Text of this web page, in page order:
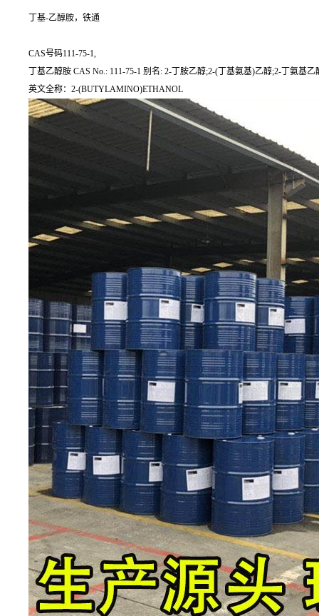
丁基-乙醇胺，铁通
CAS号码111-75-1,
丁基乙醇胺 CAS No.: 111-75-1 别名: 2-丁胺乙醇;2-(丁基氨基)乙醇;2-丁氨基乙
英文全称：2-(BUTYLAMINO)ETHANOL